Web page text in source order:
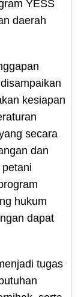
YESS
daerah
kesiapan
secara
dan
hukum
dapat
tugas